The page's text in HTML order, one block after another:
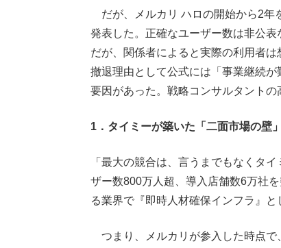
だが、メルカリ ハロの開始から2年
発表した。正確なユーザー数は非公
だが、関係者によると実際の利用者
撤退理由として公式には「事業継続
要因があった。戦略コンサルタントの
1．タイミーが築いた「二面市場の壁」
「最大の競合は、言うまでもなくタ
ザー数800万人超、導入店舗数6万社
る業界で『即時人材確保インフラ』と
つまり、メルカリが参入した時点で